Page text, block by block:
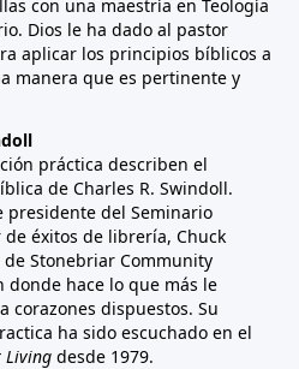
con una maestría en Teología
Dios le ha dado al pastor
aplicar los principios bíblicos a
manera que es pertinente y
práctica describen el
de Charles R. Swindoll.
del Seminario
éxitos de librería, Chuck
Stonebriar Community
donde hace lo que más le
corazones dispuestos. Su
ha sido escuchado en el
Living desde 1979.